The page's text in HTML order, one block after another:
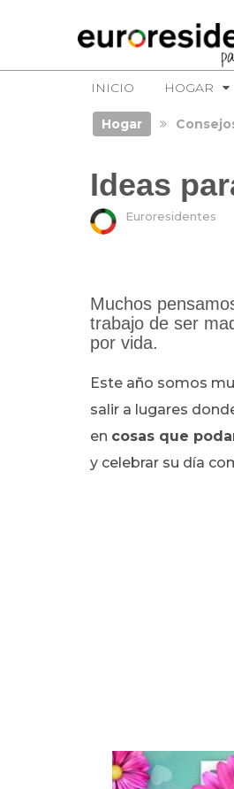
INICIO HOGAR
Hogar
Ideas
Euroresidentes
Muchos
trabajo de ser
por vida.
Este año somos
salir a lugares
en cosas que
y celebrar su día